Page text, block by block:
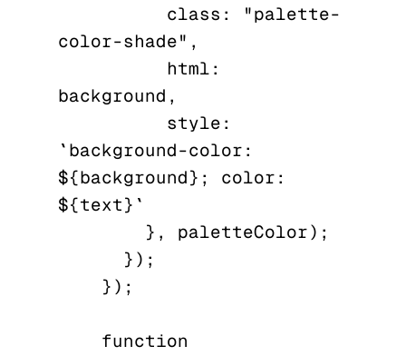
color-shade",
background,
`background-color:
${background}; color:
${text}`